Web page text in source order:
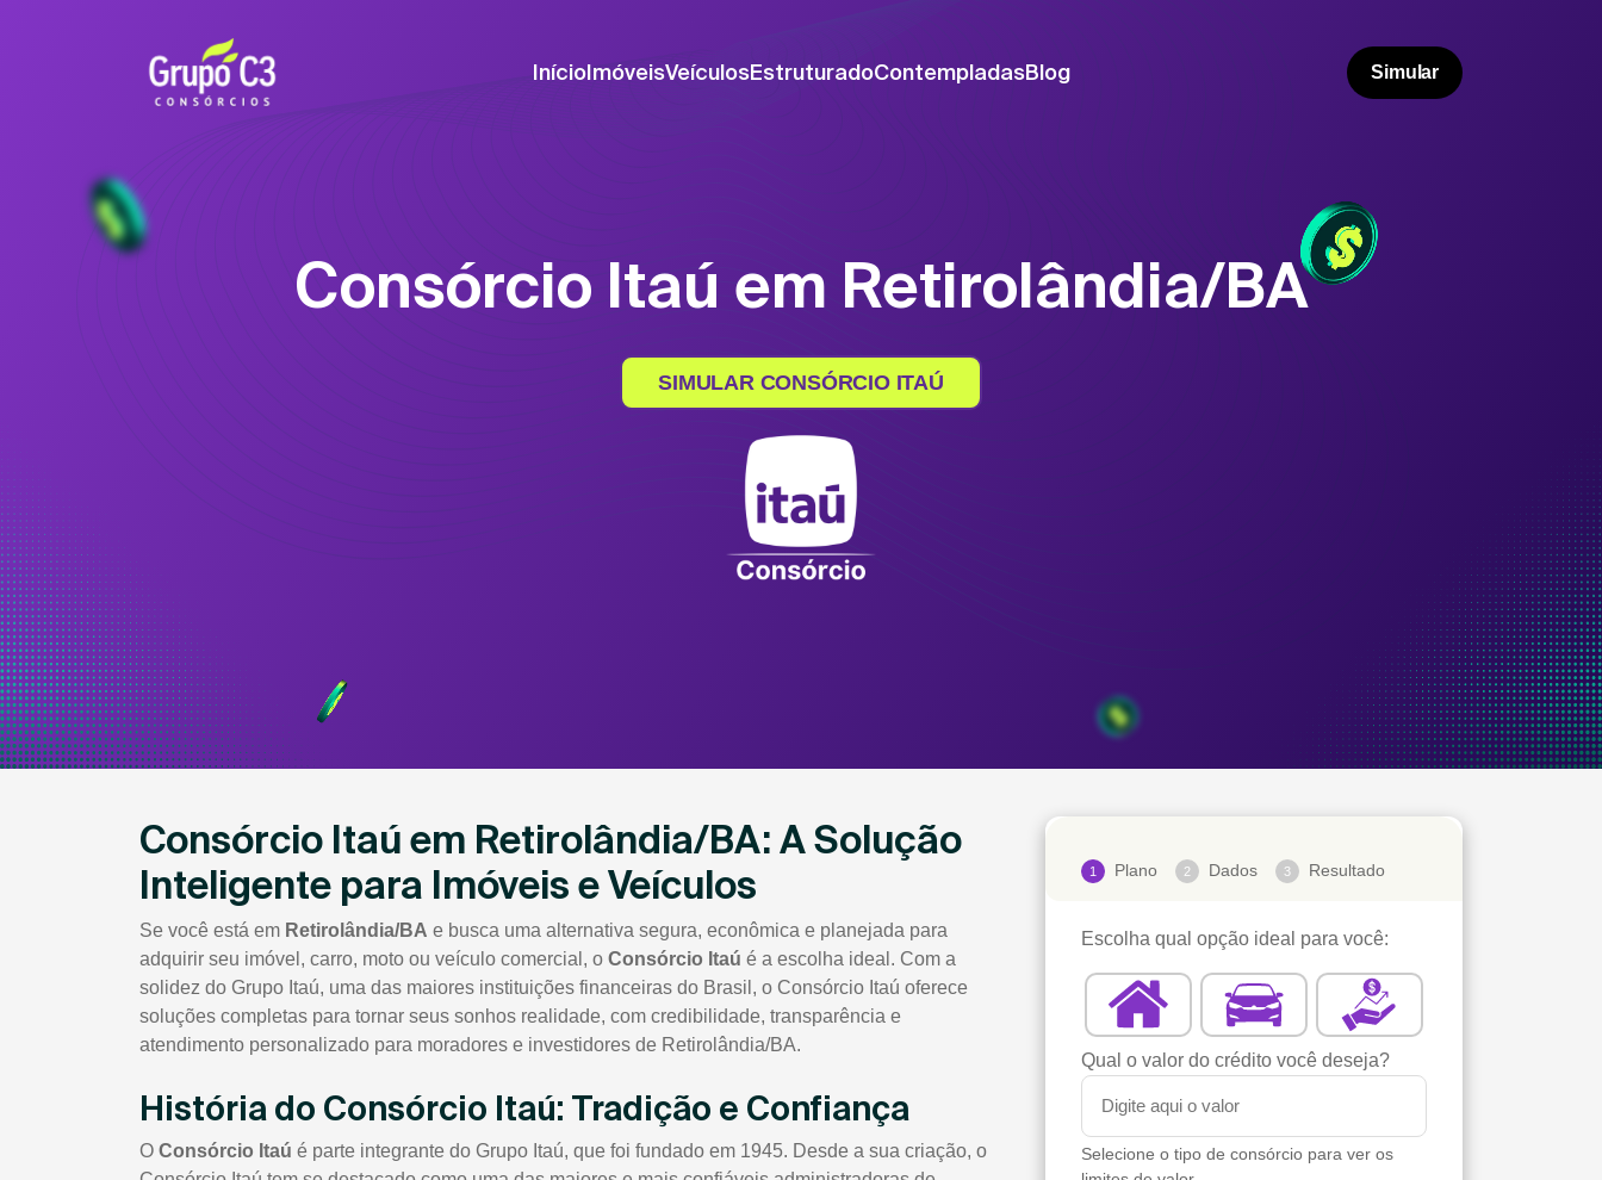
InícioImóveisVeículosEstruturadoContempladasBlog Simular
Consórcio Itaú em Retirolândia/BA
SIMULAR CONSÓRCIO ITAÚ
Consórcio Itaú em Retirolândia/BA: A Solução
Inteligente para Imóveis e Veículos
Se você está em Retirolândia/BA e busca uma alternativa segura, econômica e planejada para
adquirir seu imóvel, carro, moto ou veículo comercial, o Consórcio Itaú é a escolha ideal. Com a
solidez do Grupo Itaú, uma das maiores instituições financeiras do Brasil, o Consórcio Itaú oferece
soluções completas para tornar seus sonhos realidade, com credibilidade, transparência e
atendimento personalizado para moradores e investidores de Retirolândia/BA.
História do Consórcio Itaú: Tradição e Confiança
O Consórcio Itaú é parte integrante do Grupo Itaú, que foi fundado em 1945. Desde a sua criação, o
1 Plano 2 Dados 3 Resultado
Escolha qual opção ideal para você:
Qual o valor do crédito você deseja?
Selecione o tipo de consórcio para ver os